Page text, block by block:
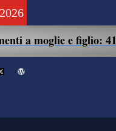
e figlio: 41enne